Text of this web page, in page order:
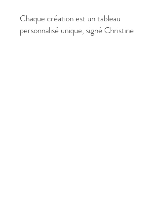
Chaque création est un tableau
personnalisé unique, signé Christine